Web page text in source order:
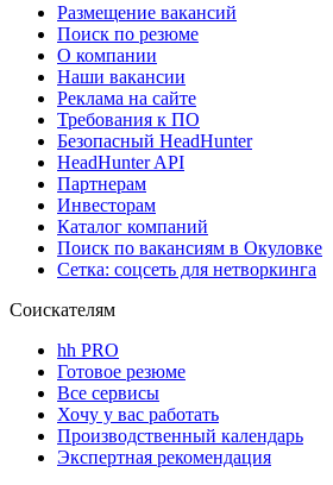
Размещение вакансий
Поиск по резюме
О компании
Наши вакансии
Реклама на сайте
Требования к ПО
Безопасный HeadHunter
HeadHunter API
Партнерам
Инвесторам
Каталог компаний
Поиск по вакансиям в Окуловке
Сетка: соцсеть для нетворкинга
Соискателям
hh PRO
Готовое резюме
Все сервисы
Хочу у вас работать
Производственный календарь
Экспертная рекомендация